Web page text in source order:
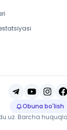
Obuna bo'lish
Barcha